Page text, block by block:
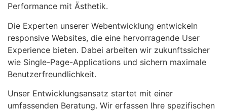
Performance mit Ästhetik.
Die Experten unserer Webentwicklung entwickeln
responsive Websites, die eine hervorragende User
Experience bieten. Dabei arbeiten wir zukunftssicher
wie Single-Page-Applications und sichern maximale
Benutzerfreundlichkeit.
Unser Entwicklungsansatz startet mit einer
umfassenden Beratung. Wir erfassen Ihre spezifischen